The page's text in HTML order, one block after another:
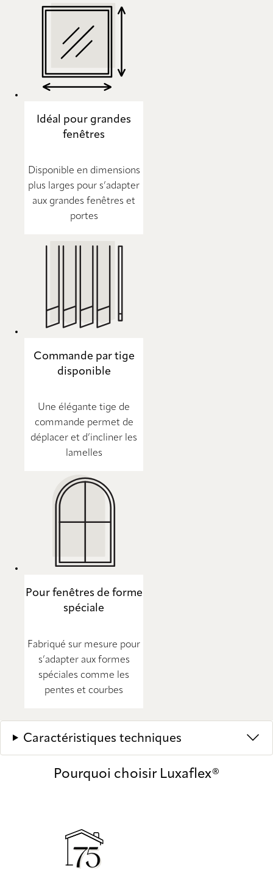
Idéal pour grandes
fenêtres
Disponible en dimensions
plus larges pour s’adapter
aux grandes fenêtres et
portes
Commande par tige
disponible
Une élégante tige de
commande permet de
déplacer et d’incliner les
lamelles
Pour fenêtres de forme
spéciale
Fabriqué sur mesure pour
s’adapter aux formes
spéciales comme les
pentes et courbes
Caractéristiques techniques
Pourquoi choisir Luxaflex®